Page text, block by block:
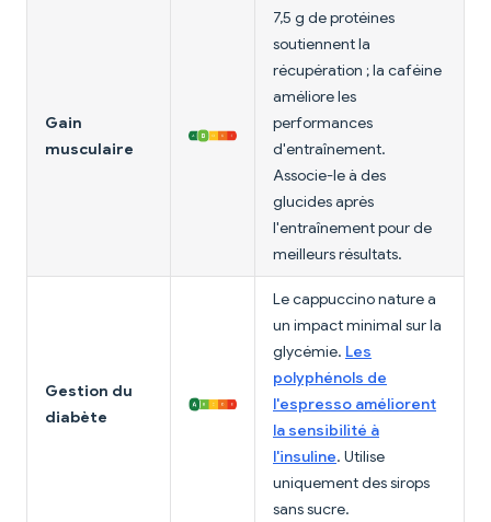
Gain
musculaire
7,5 g de protéines
soutiennent la
récupération ; la caféine
améliore les
performances
d'entraînement.
Associe-le à des
glucides après
l'entraînement pour de
meilleurs résultats.
Gestion du
diabète
Le cappuccino nature a
un impact minimal sur la
glycémie. Les
polyphénols de
l'espresso améliorent
la sensibilité à
l'insuline. Utilise
uniquement des sirops
sans sucre.